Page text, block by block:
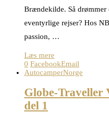
Brændekilde. Så
eventyrlige rejser? Hos
passion, …
Læs mere
0 FacebookEmail
AutocamperNorge
Globe-Traveller
del 1